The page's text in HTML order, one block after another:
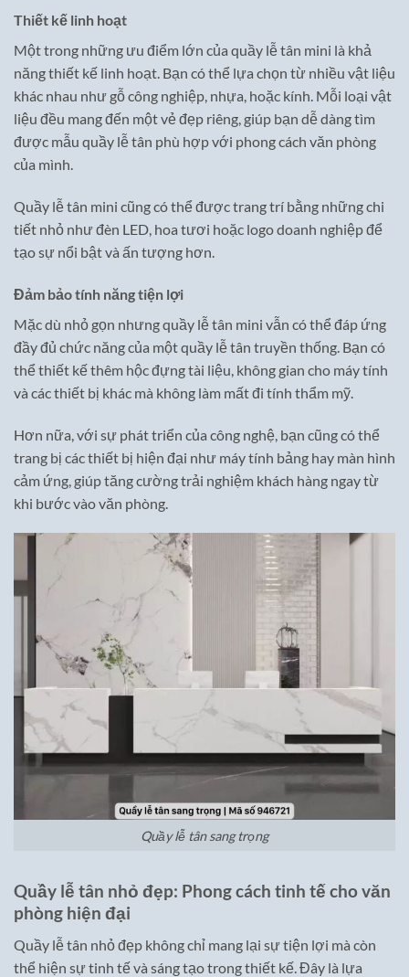
Thiết kế linh hoạt
Một trong những ưu điểm lớn của quầy lễ tân mini là khả
năng thiết kế linh hoạt. Bạn có thể lựa chọn từ nhiều vật liệu
khác nhau như gỗ công nghiệp, nhựa, hoặc kính. Mỗi loại vật
liệu đều mang đến một vẻ đẹp riêng, giúp bạn dễ dàng tìm
được mẫu quầy lễ tân phù hợp với phong cách văn phòng
của mình.
Quầy lễ tân mini cũng có thể được trang trí bằng những chi
tiết nhỏ như đèn LED, hoa tươi hoặc logo doanh nghiệp để
tạo sự nổi bật và ấn tượng hơn.
Đảm bảo tính năng tiện lợi
Mặc dù nhỏ gọn nhưng quầy lễ tân mini vẫn có thể đáp ứng
đầy đủ chức năng của một quầy lễ tân truyền thống. Bạn có
thể thiết kế thêm hộc đựng tài liệu, không gian cho máy tính
và các thiết bị khác mà không làm mất đi tính thẩm mỹ.
Hơn nữa, với sự phát triển của công nghệ, bạn cũng có thể
trang bị các thiết bị hiện đại như máy tính bảng hay màn hình
cảm ứng, giúp tăng cường trải nghiệm khách hàng ngay từ
khi bước vào văn phòng.
Quầy lễ tân sang trọng
Quầy lễ tân nhỏ đẹp: Phong cách tinh tế cho văn
phòng hiện đại
Quầy lễ tân nhỏ đẹp không chỉ mang lại sự tiện lợi mà còn
thể hiện sự tinh tế và sáng tạo trong thiết kế. Đây là lựa